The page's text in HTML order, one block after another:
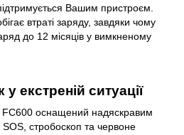
Вашим пристроєм.
втраті заряду, завдяки чому
до 12 місяців у вимкненому
екстреній ситуації
оснащений надяскравим
стробоскоп та червоне